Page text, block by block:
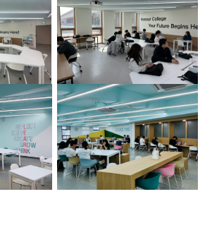
자연캠퍼스
아너칼리지
창의융합카페
(명진당
2층)